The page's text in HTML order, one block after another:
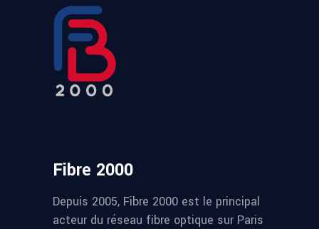
Fibre 2000
Depuis 2005, Fibre 2000 est le principal
acteur du réseau fibre optique sur Paris